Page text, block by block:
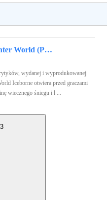
Monster Hunter World (PC) - Steam Key - GLOBAL
wydanej i wyprodukowanej
Iceborne otwiera przed graczami
wiecznego śniegu i l ...